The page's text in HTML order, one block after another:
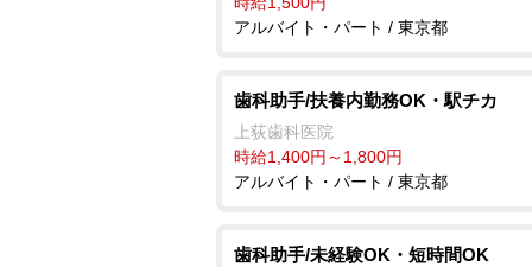
アルバイト・パート / 東京都
歯科助手/扶養内勤務OK・駅チカ
上荻歯科医院
時給1,400円～1,800円
アルバイト・パート / 東京都
歯科助手/未経験OK・短時間OK